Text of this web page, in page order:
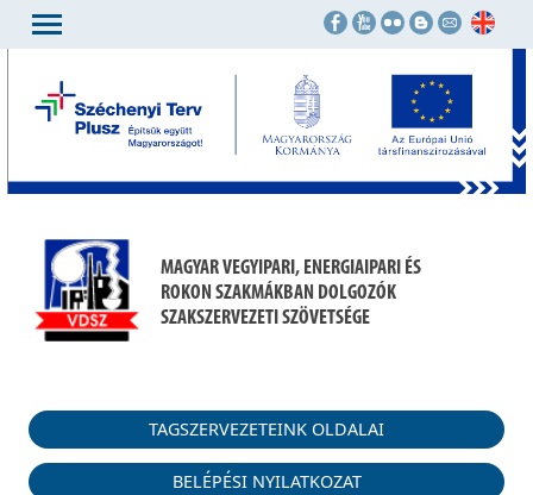
MAGYAR VEGYIPARI, ENERGIAIPARI ÉS
ROKON SZAKMÁKBAN DOLGOZÓK
SZAKSZERVEZETI SZÖVETSÉGE
TAGSZERVEZETEINK OLDALAI
BELÉPÉSI NYILATKOZAT